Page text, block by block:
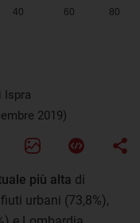
Ispra
2019)
più alta di
urbani (73,8%),